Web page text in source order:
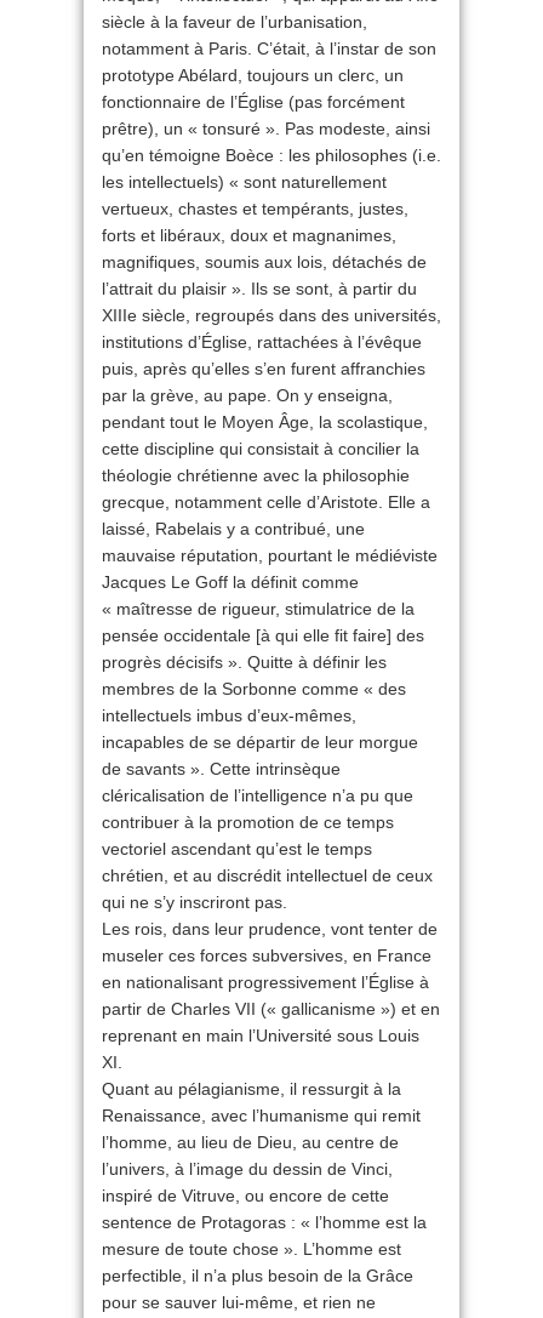
siècle à la faveur de l’urbanisation,
notamment à Paris. C’était, à l’instar de son
prototype Abélard, toujours un clerc, un
fonctionnaire de l’Église (pas forcément
prêtre), un « tonsuré ». Pas modeste, ainsi
qu’en témoigne Boèce : les philosophes (i.e.
les intellectuels) « sont naturellement
vertueux, chastes et tempérants, justes,
forts et libéraux, doux et magnanimes,
magnifiques, soumis aux lois, détachés de
l’attrait du plaisir ». Ils se sont, à partir du
XIIIe siècle, regroupés dans des universités,
institutions d’Église, rattachées à l’évêque
puis, après qu’elles s’en furent affranchies
par la grève, au pape. On y enseigna,
pendant tout le Moyen Âge, la scolastique,
cette discipline qui consistait à concilier la
théologie chrétienne avec la philosophie
grecque, notamment celle d’Aristote. Elle a
laissé, Rabelais y a contribué, une
mauvaise réputation, pourtant le médiéviste
Jacques Le Goff la définit comme
« maîtresse de rigueur, stimulatrice de la
pensée occidentale [à qui elle fit faire] des
progrès décisifs ». Quitte à définir les
membres de la Sorbonne comme « des
intellectuels imbus d’eux-mêmes,
incapables de se départir de leur morgue
de savants ». Cette intrinsèque
cléricalisation de l’intelligence n’a pu que
contribuer à la promotion de ce temps
vectoriel ascendant qu’est le temps
chrétien, et au discrédit intellectuel de ceux
qui ne s’y inscriront pas.
Les rois, dans leur prudence, vont tenter de
museler ces forces subversives, en France
en nationalisant progressivement l’Église à
partir de Charles VII (« gallicanisme ») et en
reprenant en main l’Université sous Louis
XI.
Quant au pélagianisme, il ressurgit à la
Renaissance, avec l’humanisme qui remit
l’homme, au lieu de Dieu, au centre de
l’univers, à l’image du dessin de Vinci,
inspiré de Vitruve, ou encore de cette
sentence de Protagoras : « l’homme est la
mesure de toute chose ». L’homme est
perfectible, il n’a plus besoin de la Grâce
pour se sauver lui-même, et rien ne